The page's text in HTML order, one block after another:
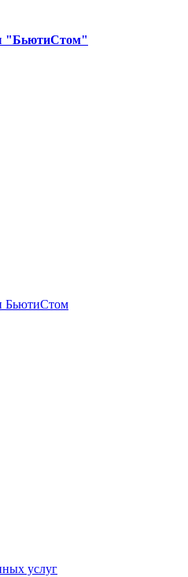
"БьютиСтом"
БьютиСтом
услуг